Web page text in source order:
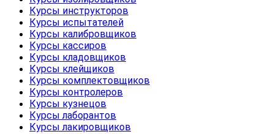
Курсы инструкторов
Курсы испытателей
Курсы калибровщиков
Курсы кассиров
Курсы кладовщиков
Курсы клейщиков
Курсы комплектовщиков
Курсы контролеров
Курсы кузнецов
Курсы лаборантов
Курсы лакировщиков